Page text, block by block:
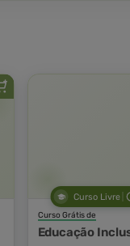
Curso Livre
Curso Grátis de
Educação